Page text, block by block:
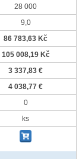
28 000
9,0
86 783,63 Kč
105 008,19 Kč
3 337,83 €
4 038,77 €
0
ks